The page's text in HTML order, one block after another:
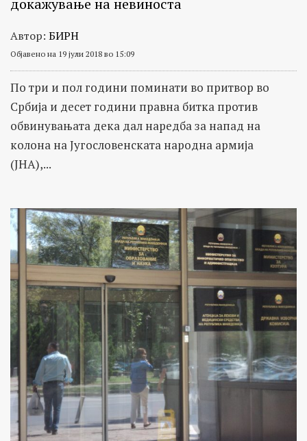
Автор: БИРН
Објавено на 19 јули 2018 во 15:09
По три и пол години поминати во притвор во
Србија и десет години правна битка против
обвинувањата дека дал наредба за напад на
колона на Југословенската народна армија
(ЈНА),...